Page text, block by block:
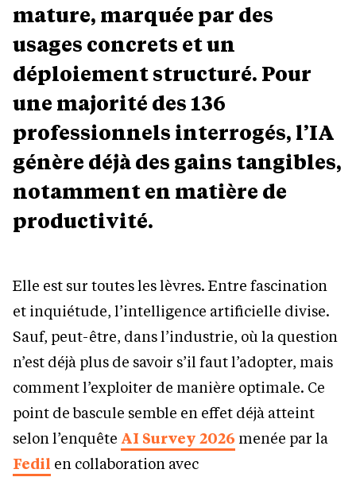
mature, marquée par des
usages concrets et un
déploiement structuré. Pour
une majorité des 136
professionnels interrogés, l’IA
génère déjà des gains tangibles,
notamment en matière de
productivité.
Elle est sur toutes les lèvres. Entre fascination
et inquiétude, l’intelligence artificielle divise.
Sauf, peut-être, dans l’industrie, où la question
n’est déjà plus de savoir s’il faut l’adopter, mais
comment l’exploiter de manière optimale. Ce
point de bascule semble en effet déjà atteint
selon l’enquête AI Survey 2026 menée par la
Fedil en collaboration avec